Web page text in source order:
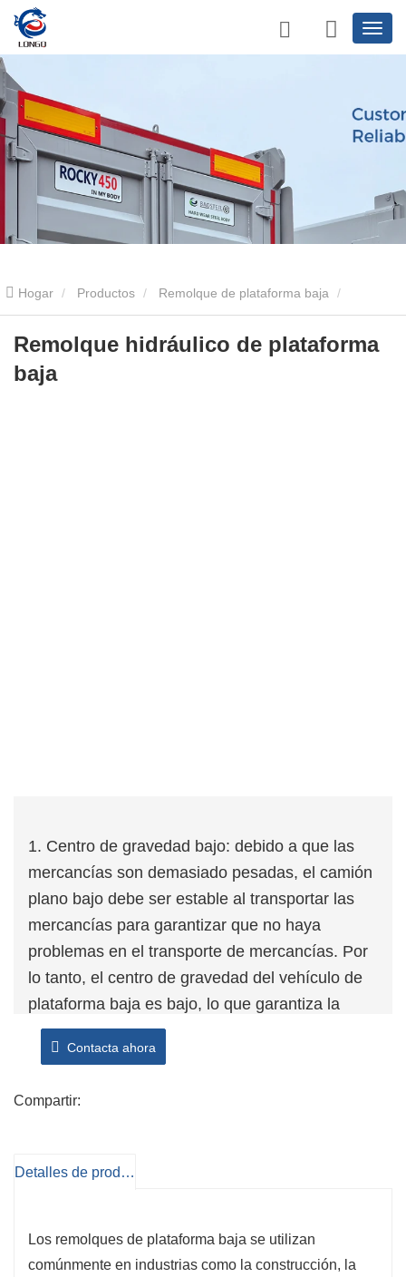
Hogar Productos Remolque de plataforma baja
Remolque hidráulico de plataforma baja
plataforma baja
Remolque hidráulico de plataforma
baja
1. Centro de gravedad bajo: debido a que las
mercancías son demasiado pesadas, el camión
plano bajo debe ser estable al transportar las
mercancías para garantizar que no haya
problemas en el transporte de mercancías. Por
lo tanto, el centro de gravedad del vehículo de
plataforma baja es bajo, lo que garantiza la
estabilidad del vehículo.
2. Buena estabilidad: La estabilidad del camión
grandes, por un lado, debido a su baja altura de
3. Excelente factor de seguridad: El
semirremolque de plataforma baja tiene una
Contacta ahora
Compartir:
Detalles de producto
Los remolques de plataforma baja se utilizan
comúnmente en industrias como la construcción, la